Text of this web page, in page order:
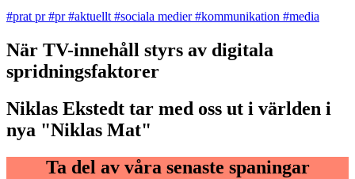
#prat pr #pr #aktuellt #sociala medier #kommunikation #media
När TV-innehåll styrs av digitala
spridningsfaktorer
Niklas Ekstedt tar med oss ut i världen i
nya "Niklas Mat"
Ta del av våra senaste spaningar